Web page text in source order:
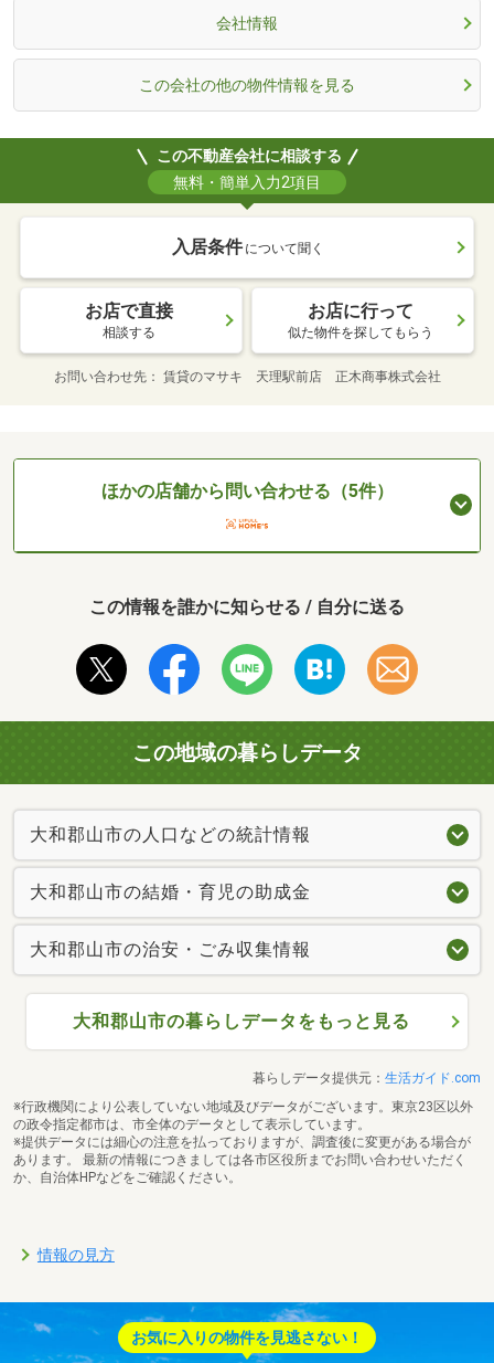
会社情報
この会社の他の物件情報を見る
この不動産会社に相談する
無料・簡単入力2項目
入居条件 について聞く
お店で直接
相談する
お店に行って
似た物件を探してもらう
お問い合わせ先 賃貸のマサキ 天理駅前店 正木商事株式会社
ほかの店舗から問い合わせる（5件）
この情報を誰かに知らせる / 自分に送る
この地域の暮らしデータ
大和郡山市の人口などの統計情報
大和郡山市の結婚・育児の助成金
大和郡山市の治安・ごみ収集情報
大和郡山市の暮らしデータをもっと見る
暮らしデータ提供元： 生活ガイド.com
※行政機関により公表していない地域及びデータがございます。東京23区以外
の政令指定都市は、市全体のデータとして表示しています。
※提供データには細心の注意を払っておりますが、調査後に変更がある場合が
あります。 最新の情報につきましては各市区役所までお問い合わせいただく
か、自治体HPなどをご確認ください。
情報の見方
お気に入りの物件を見逃さない！